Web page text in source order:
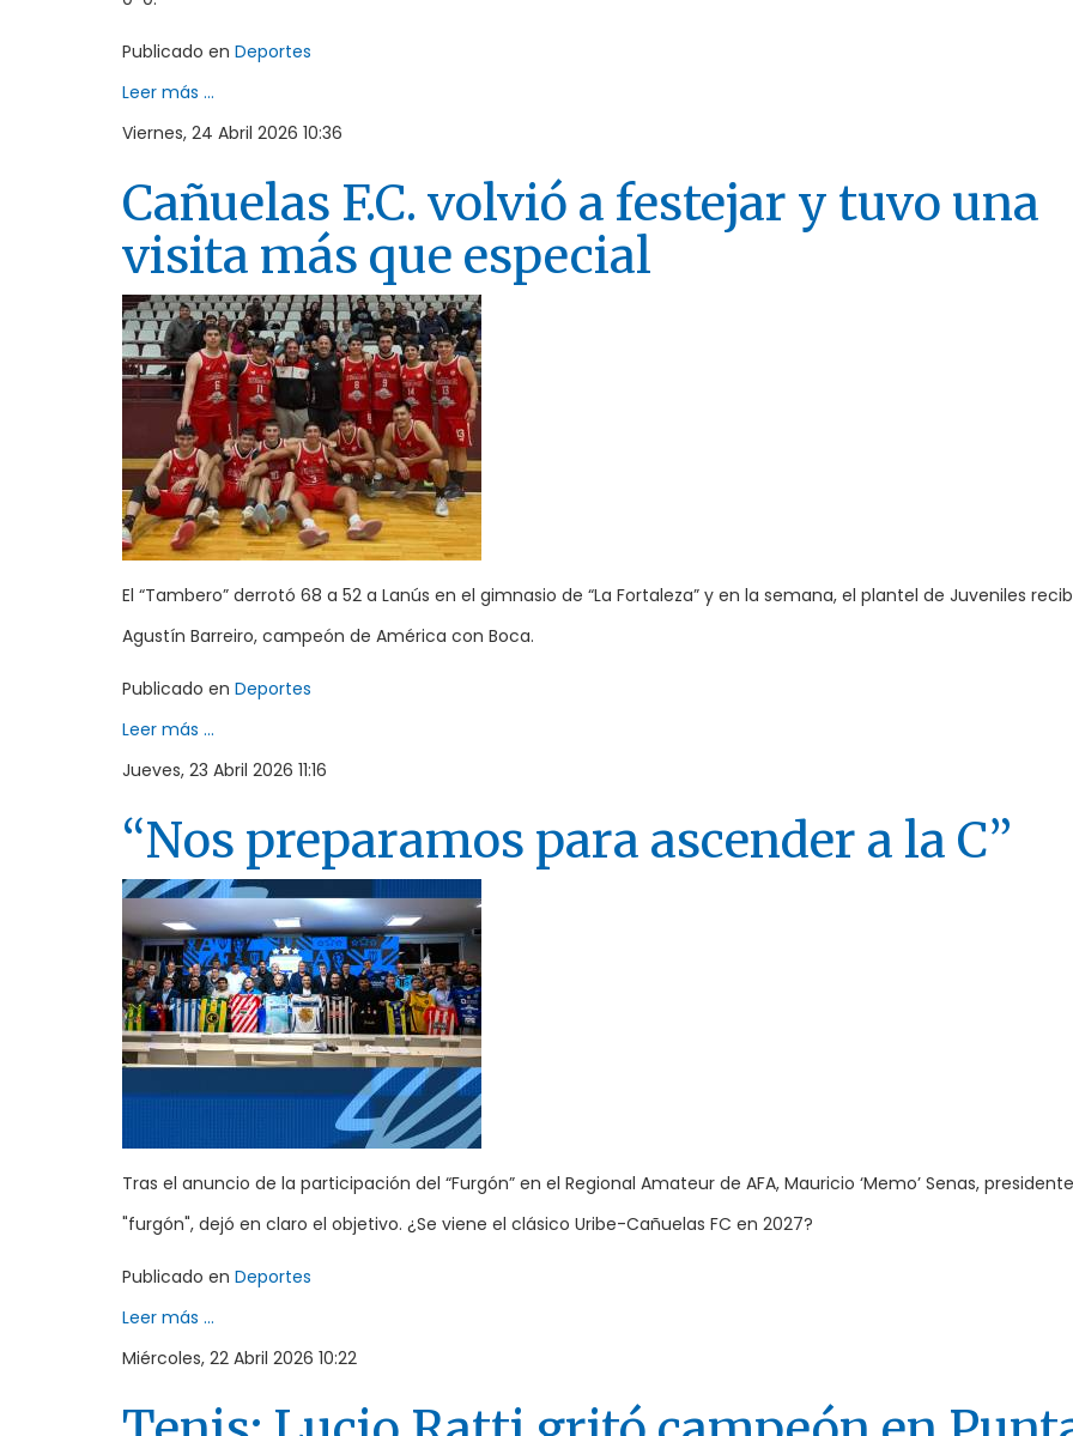
Publicado en Deportes
Leer más ...
Viernes, 24 Abril 2026 10:36
Cañuelas F.C. volvió a festejar y tuvo una
visita más que especial
El “Tambero” derrotó 68 a 52 a Lanús en el gimnasio de “La Fortaleza” y en la semana, el plantel de Juveniles
Agustín Barreiro, campeón de América con Boca.
Publicado en Deportes
Leer más ...
Jueves, 23 Abril 2026 11:16
“Nos preparamos para ascender a la C”
Tras el anuncio de la participación del “Furgón” en el Regional Amateur de AFA, Mauricio ‘Memo’ Senas,
"furgón", dejó en claro el objetivo. ¿Se viene el clásico Uribe-Cañuelas FC en 2027?
Publicado en Deportes
Leer más ...
Miércoles, 22 Abril 2026 10:22